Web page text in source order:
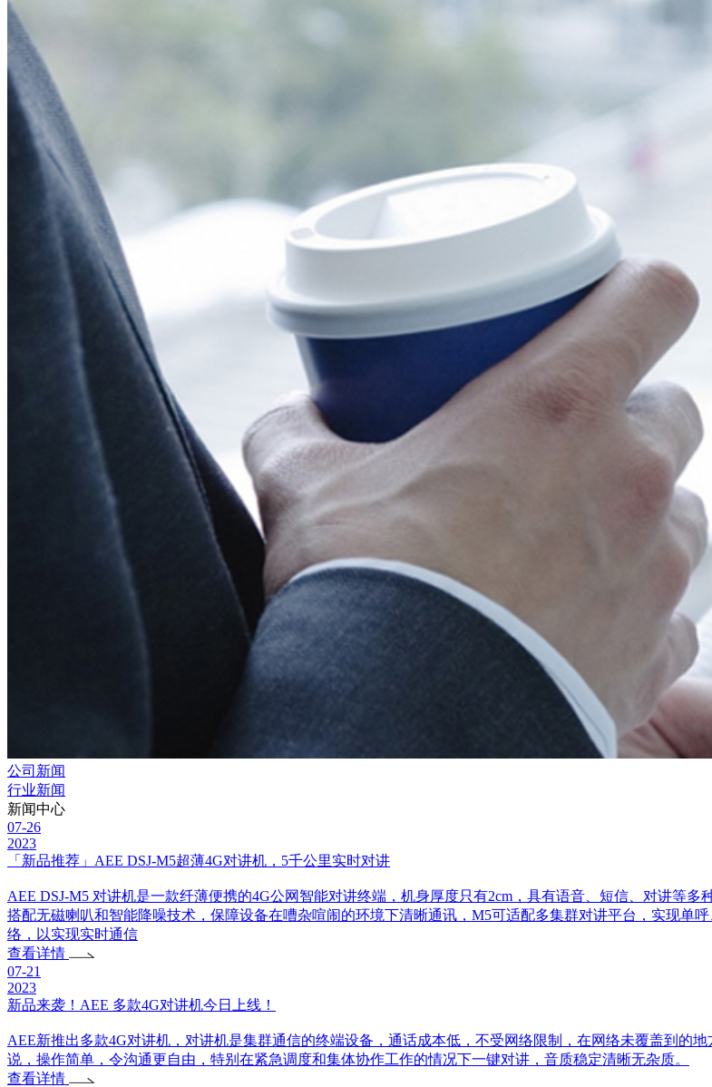
公司新闻
行业新闻
新闻中心
07-26
2023
「新品推荐」AEE DSJ-M5超薄4G对讲机，5千公里实时对讲
AEE DSJ-M5 对讲机是一款纤薄便携的4G公网智能对讲终端，机身厚度只有2cm，具有语音、短信、对讲等
搭配无磁喇叭和智能降噪技术，保障设备在嘈杂喧闹的环境下清晰通讯，M5可适配多集群对讲平台，实现单
络，以实现实时通信
查看详情
07-21
2023
新品来袭！AEE 多款4G对讲机今日上线！
AEE新推出多款4G对讲机，对讲机是集群通信的终端设备，通话成本低，不受网络限制，在网络未覆盖到的
说，操作简单，令沟通更自由，特别在紧急调度和集体协作工作的情况下一键对讲，音质稳定清晰无杂质。
查看详情